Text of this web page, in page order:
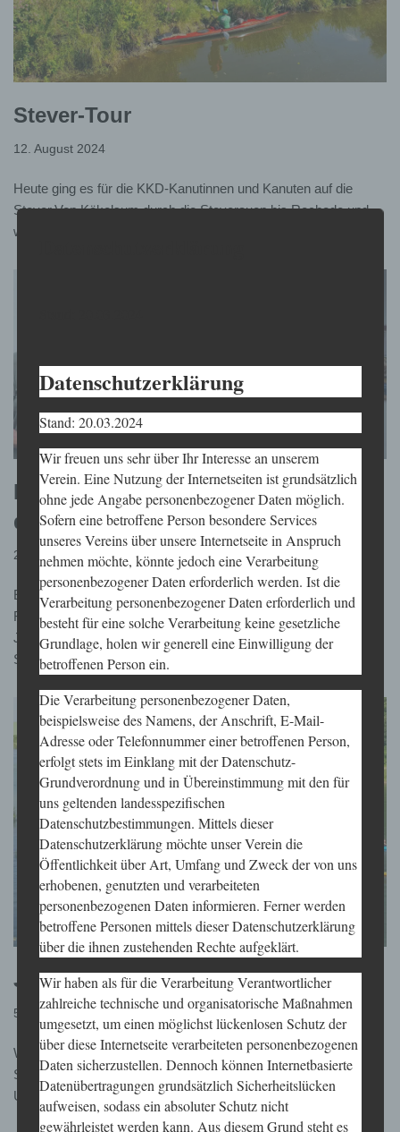
Stever-Tour
12. August 2024
Heute ging es für die KKD-Kanutinnen und Kanuten auf die
Stever.Von Kökelsum durch die Steverauen bis Rechede und
wieder zurück.
Ehrung auf dem dem Vereinsfest
des 1. DKV
24. Juni 2024
Eine große Ehre für unsere Jugendwartin. Saskia Vith wurde im
Rahmen einer Ehrungsveranstaltung für 20 Jahre aktive
Jugendarbeit ausgezeichnet!Sie erhielt die Sportehrennadel in
Silber des…Weiterlesen »
Jugendtreff beim KKD
5. Juni 2024
Wer zwischen 10 und 17 Jahren ist, das bronzene
Schwimmabzeichen hat, kann mittwochs zwischen 17 und 19
Uhr gerne mitmachen.
Datenschutzerklärung
Stand: 20.03.2024
Wir freuen uns sehr über Ihr Interesse an unserem
Verein. Eine Nutzung der Internetseiten ist grundsätzlich
ohne jede Angabe personenbezogener Daten möglich.
Sofern eine betroffene Person besondere Services
unseres Vereins über unsere Internetseite in Anspruch
nehmen möchte, könnte jedoch eine Verarbeitung
personenbezogener Daten erforderlich werden. Ist die
Verarbeitung personenbezogener Daten erforderlich und
besteht für eine solche Verarbeitung keine gesetzliche
Grundlage, holen wir generell eine Einwilligung der
betroffenen Person ein.
Die Verarbeitung personenbezogener Daten,
beispielsweise des Namens, der Anschrift, E-Mail-
Adresse oder Telefonnummer einer betroffenen Person,
erfolgt stets im Einklang mit der Datenschutz-
Grundverordnung und in Übereinstimmung mit den für
uns geltenden landesspezifischen
Datenschutzbestimmungen. Mittels dieser
Datenschutzerklärung möchte unser Verein die
Öffentlichkeit über Art, Umfang und Zweck der von uns
erhobenen, genutzten und verarbeiteten
personenbezogenen Daten informieren. Ferner werden
betroffene Personen mittels dieser Datenschutzerklärung
über die ihnen zustehenden Rechte aufgeklärt.
Wir haben als für die Verarbeitung Verantwortlicher
zahlreiche technische und organisatorische Maßnahmen
umgesetzt, um einen möglichst lückenlosen Schutz der
über diese Internetseite verarbeiteten personenbezogenen
Daten sicherzustellen. Dennoch können Internetbasierte
Datenübertragungen grundsätzlich Sicherheitslücken
aufweisen, sodass ein absoluter Schutz nicht
gewährleistet werden kann. Aus diesem Grund steht es